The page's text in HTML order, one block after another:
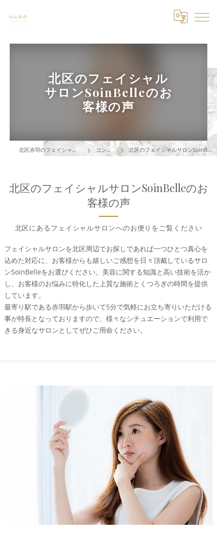
北区のフェイシャル
サロンSoinBelleのお
客様の声
北区赤羽のフェイシャルはSoin Belle コンセプト 北区のフェイシャルサロンSoinBelleのお客様の声
北区にあるフェイシャルサロンへのお便りをご覧ください
北区のフェイシャルサロンSoinBelleのお
客様の声
フェイシャルサロンを北区周辺でお探しであれば一つひとつ真心を
込めた対応に、お客様からも嬉しいご感想を日々頂戴しているサロ
ンSoinBelleをお選びください。美容に関する知識と高い技術を活か
し、お客様のお悩みに特化した上質な施術とくつろぎの時間を提供
しています。
最寄り駅である赤羽駅から歩いて5分で気軽にお立ち寄りいただける
事が特長となっておりますので、様々なシチュエーションで利用で
きる身近なサロンとしてぜひご用命ください。